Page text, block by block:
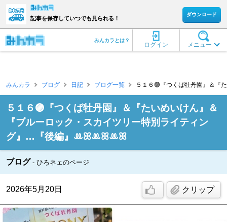
記事を保存していつでも見られる！
ダウンロード
メニュー
ログイン
みんカラとは？
みんカラ ブログ 日記 ブログ一覧 ５１６🟣『つくば牡丹園』＆
５１６🟣『つくば牡丹園』＆『たいめいけん』＆
『ブルーロック・スカイツリー特別ライティン
グ』…『後編』ꔛꕤꔛꕤꔛꕤ
ブログ ひろネェのページ
2026年5月20日 クリップ